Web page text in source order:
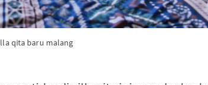
qita baru malang